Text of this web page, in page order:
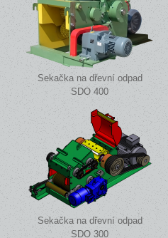
Sekačka na dřevní odpad
SDO 400
Sekačka na dřevní odpad
SDO 300